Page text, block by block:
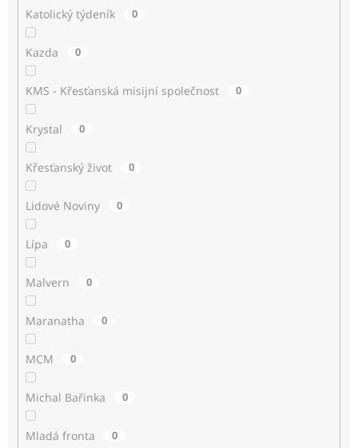
Katolický týdeník 0
Kazda 0
KMS - Křesťanská misijní společnost 0
Krystal 0
Křesťanský život 0
Lidové Noviny 0
Lípa 0
Malvern 0
Maranatha 0
MCM 0
Michal Bařinka 0
Mladá fronta 0